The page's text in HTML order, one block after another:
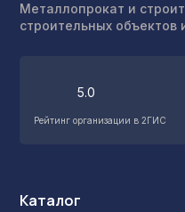
Металлопрокат и
строительных объектов
5.0
Рейтинг организации в 2ГИС
Каталог